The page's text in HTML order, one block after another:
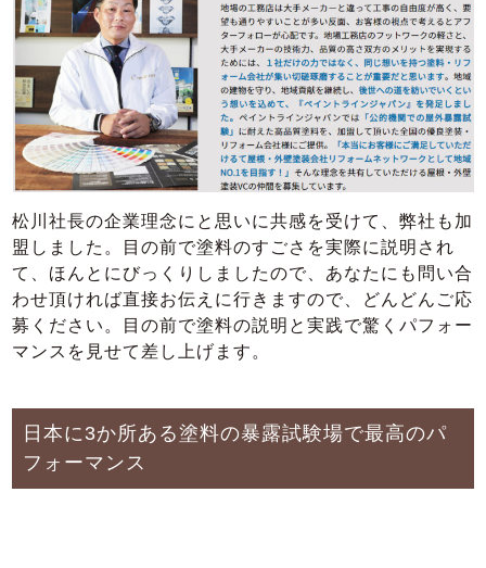
松川社長の企業理念にと思いに共感を受けて、弊社も加
盟しました。目の前で塗料のすごさを実際に説明され
て、ほんとにびっくりしましたので、あなたにも問い合
わせ頂ければ直接お伝えに行きますので、どんどんご応
募ください。目の前で塗料の説明と実践で驚くパフォー
マンスを見せて差し上げます。
日本に3か所ある塗料の暴露試験場で最高のパ
フォーマンス